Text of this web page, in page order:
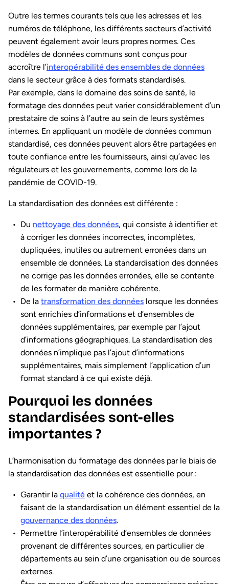
Outre les termes courants tels que les adresses et les
numéros de téléphone, les différents secteurs d’activité
peuvent également avoir leurs propres normes. Ces
modèles de données communs sont conçus pour
accroître l’interopérabilité des ensembles de données
dans le secteur grâce à des formats standardisés.
Par exemple, dans le domaine des soins de santé, le
formatage des données peut varier considérablement d’un
prestataire de soins à l’autre au sein de leurs systèmes
internes. En appliquant un modèle de données commun
standardisé, ces données peuvent alors être partagées en
toute confiance entre les fournisseurs, ainsi qu’avec les
régulateurs et les gouvernements, comme lors de la
pandémie de COVID-19.
La standardisation des données est différente :
Du nettoyage des données, qui consiste à identifier et
à corriger les données incorrectes, incomplètes,
dupliquées, inutiles ou autrement erronées dans un
ensemble de données. La standardisation des données
ne corrige pas les données erronées, elle se contente
de les formater de manière cohérente.
De la transformation des données lorsque les données
sont enrichies d’informations et d’ensembles de
données supplémentaires, par exemple par l’ajout
d’informations géographiques. La standardisation des
données n’implique pas l’ajout d’informations
supplémentaires, mais simplement l’application d’un
format standard à ce qui existe déjà.
Pourquoi les données
standardisées sont-elles
importantes ?
L’harmonisation du formatage des données par le biais de
la standardisation des données est essentielle pour :
Garantir la qualité et la cohérence des données, en
faisant de la standardisation un élément essentiel de la
gouvernance des données.
Permettre l’interopérabilité d’ensembles de données
provenant de différentes sources, en particulier de
départements au sein d’une organisation ou de sources
externes.